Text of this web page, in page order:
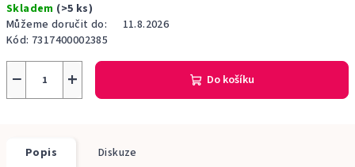
cena:
Skladem (>5 ks)
Můžeme doručit do:
11.8.2026
Kód: 7317400002385
+
− Do košíku
Popis Diskuze